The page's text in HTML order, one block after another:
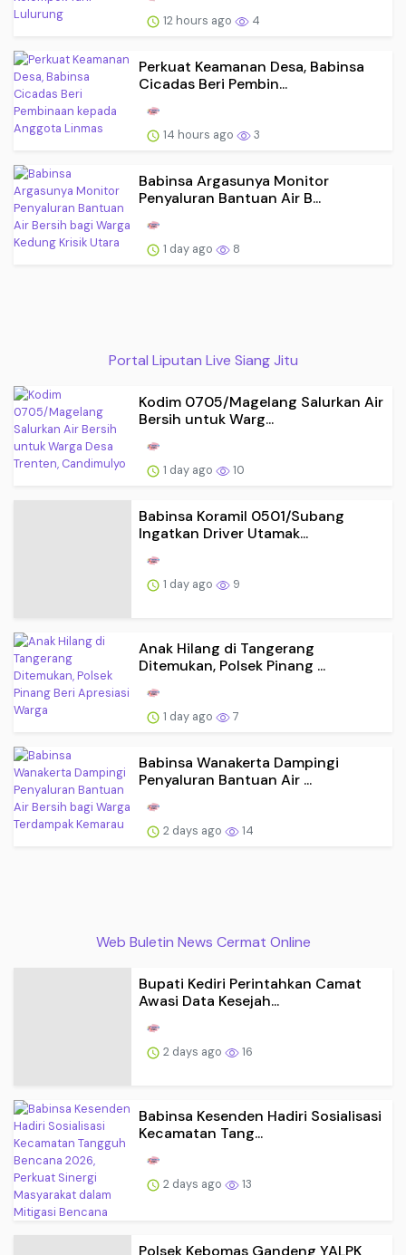
12 hours ago 4
Perkuat Keamanan Desa, Babinsa
Cicadas Beri Pembin...
14 hours ago 3
Babinsa Argasunya Monitor
Penyaluran Bantuan Air B...
1 day ago 8
Portal Liputan Live Siang Jitu
Kodim 0705/Magelang Salurkan Air
Bersih untuk Warg...
1 day ago 10
Babinsa Koramil 0501/Subang
Ingatkan Driver Utamak...
1 day ago 9
Anak Hilang di Tangerang
Ditemukan, Polsek Pinang ...
1 day ago 7
Babinsa Wanakerta Dampingi
Penyaluran Bantuan Air ...
2 days ago 14
Web Buletin News Cermat Online
Bupati Kediri Perintahkan Camat
Awasi Data Kesejah...
2 days ago 16
Babinsa Kesenden Hadiri Sosialisasi
Kecamatan Tang...
2 days ago 13